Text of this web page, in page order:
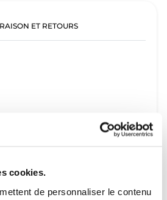
cookies.
de personnaliser le contenu
ET RETOURS